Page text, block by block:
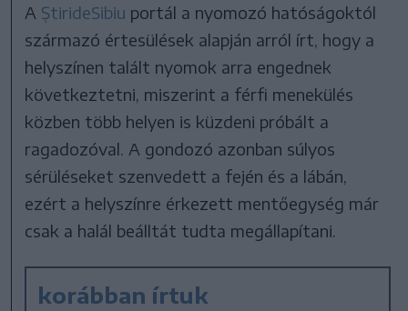
A ȘtirideSibiu portál a nyomozó hatóságoktól
származó értesülések alapján arról írt, hogy a
helyszínen talált nyomok arra engednek
következtetni, miszerint a férfi menekülés
közben több helyen is küzdeni próbált a
ragadozóval. A gondozó azonban súlyos
sérüléseket szenvedett a fején és a lábán,
ezért a helyszínre érkezett mentőegység már
csak a halál beálltát tudta megállapítani.
korábban írtuk